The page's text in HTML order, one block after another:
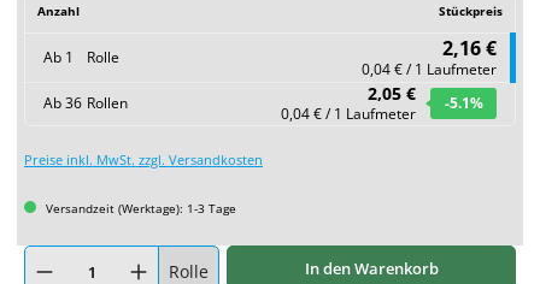
Anzahl Stückpreis
Ab 1 Rolle 2,16 €
0,04 € / 1 Laufmeter
Ab36 Rollen 2,05 €
0,04 € / 1 Laufmeter
-5.1%
Preise inkl. MwSt. zzgl. Versandkosten
Versandzeit (Werktage): 1-3 Tage
Produkt Anzahl: Gib den gewünschten Wert ein oder benutze die Schaltflächen
Rolle In den Warenkorb